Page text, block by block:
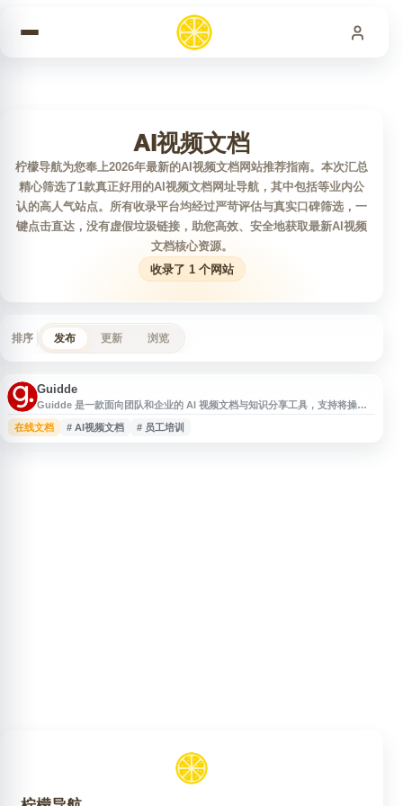
AI视频文档
柠檬导航为您奉上2026年最新的AI视频文档网站推荐指南。本次汇总
精心筛选了1款真正好用的AI视频文档网址导航，其中包括等业内公
认的高人气站点。所有收录平台均经过严苛评估与真实口碑筛选，一
键点击直达，没有虚假垃圾链接，助您高效、安全地获取最新AI视频
文档核心资源。
收录了 1 个网站
排序 发布 更新 浏览
Guidde
Guidde 是一款面向团队和企业的 AI 视频文档与知识分享工具，支持将操作
流程、产品教程和内部培训内容快速生成可视化指南与短视频。用户可通过录
屏、自动生成步骤说明、语音解说和多语言翻译等功能，简化文档制作流程，
在线文档 # AI视频文档 # 员工培训